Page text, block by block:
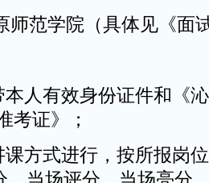
师范学院（具体见《面
本人有效身份证件和《
考证》；
课方式进行，按所报岗